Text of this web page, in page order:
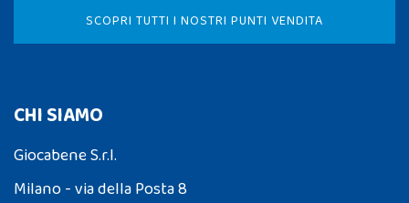
SCOPRI TUTTI I NOSTRI PUNTI VENDITA
CHI SIAMO
Giocabene S.r.l.
Milano - via della Posta 8